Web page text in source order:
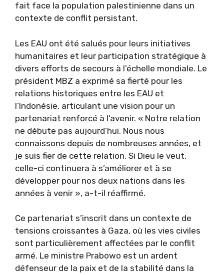
fait face la population palestinienne dans un
contexte de conflit persistant.
Les EAU ont été salués pour leurs initiatives
humanitaires et leur participation stratégique à
divers efforts de secours à l’échelle mondiale. Le
président MBZ a exprimé sa fierté pour les
relations historiques entre les EAU et
l’Indonésie, articulant une vision pour un
partenariat renforcé à l’avenir. « Notre relation
ne débute pas aujourd’hui. Nous nous
connaissons depuis de nombreuses années, et
je suis fier de cette relation. Si Dieu le veut,
celle-ci continuera à s’améliorer et à se
développer pour nos deux nations dans les
années à venir », a-t-il réaffirmé.
Ce partenariat s’inscrit dans un contexte de
tensions croissantes à Gaza, où les vies civiles
sont particulièrement affectées par le conflit
armé. Le ministre Prabowo est un ardent
défenseur de la paix et de la stabilité dans la